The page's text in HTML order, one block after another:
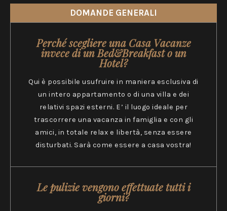
DOMANDE GENERALI
Perché scegliere una Casa Vacanze
invece di un Bed&Breakfast o un
Hotel?
Qui è possibile usufruire in maniera esclusiva di
un intero appartamento o di una villa e dei
relativi spazi esterni. E’ il luogo ideale per
trascorrere una vacanza in famiglia e con gli
amici, in totale relax e libertà, senza essere
disturbati. Sarà come essere a casa vostra!
Le pulizie vengono effettuate tutti i
giorni?